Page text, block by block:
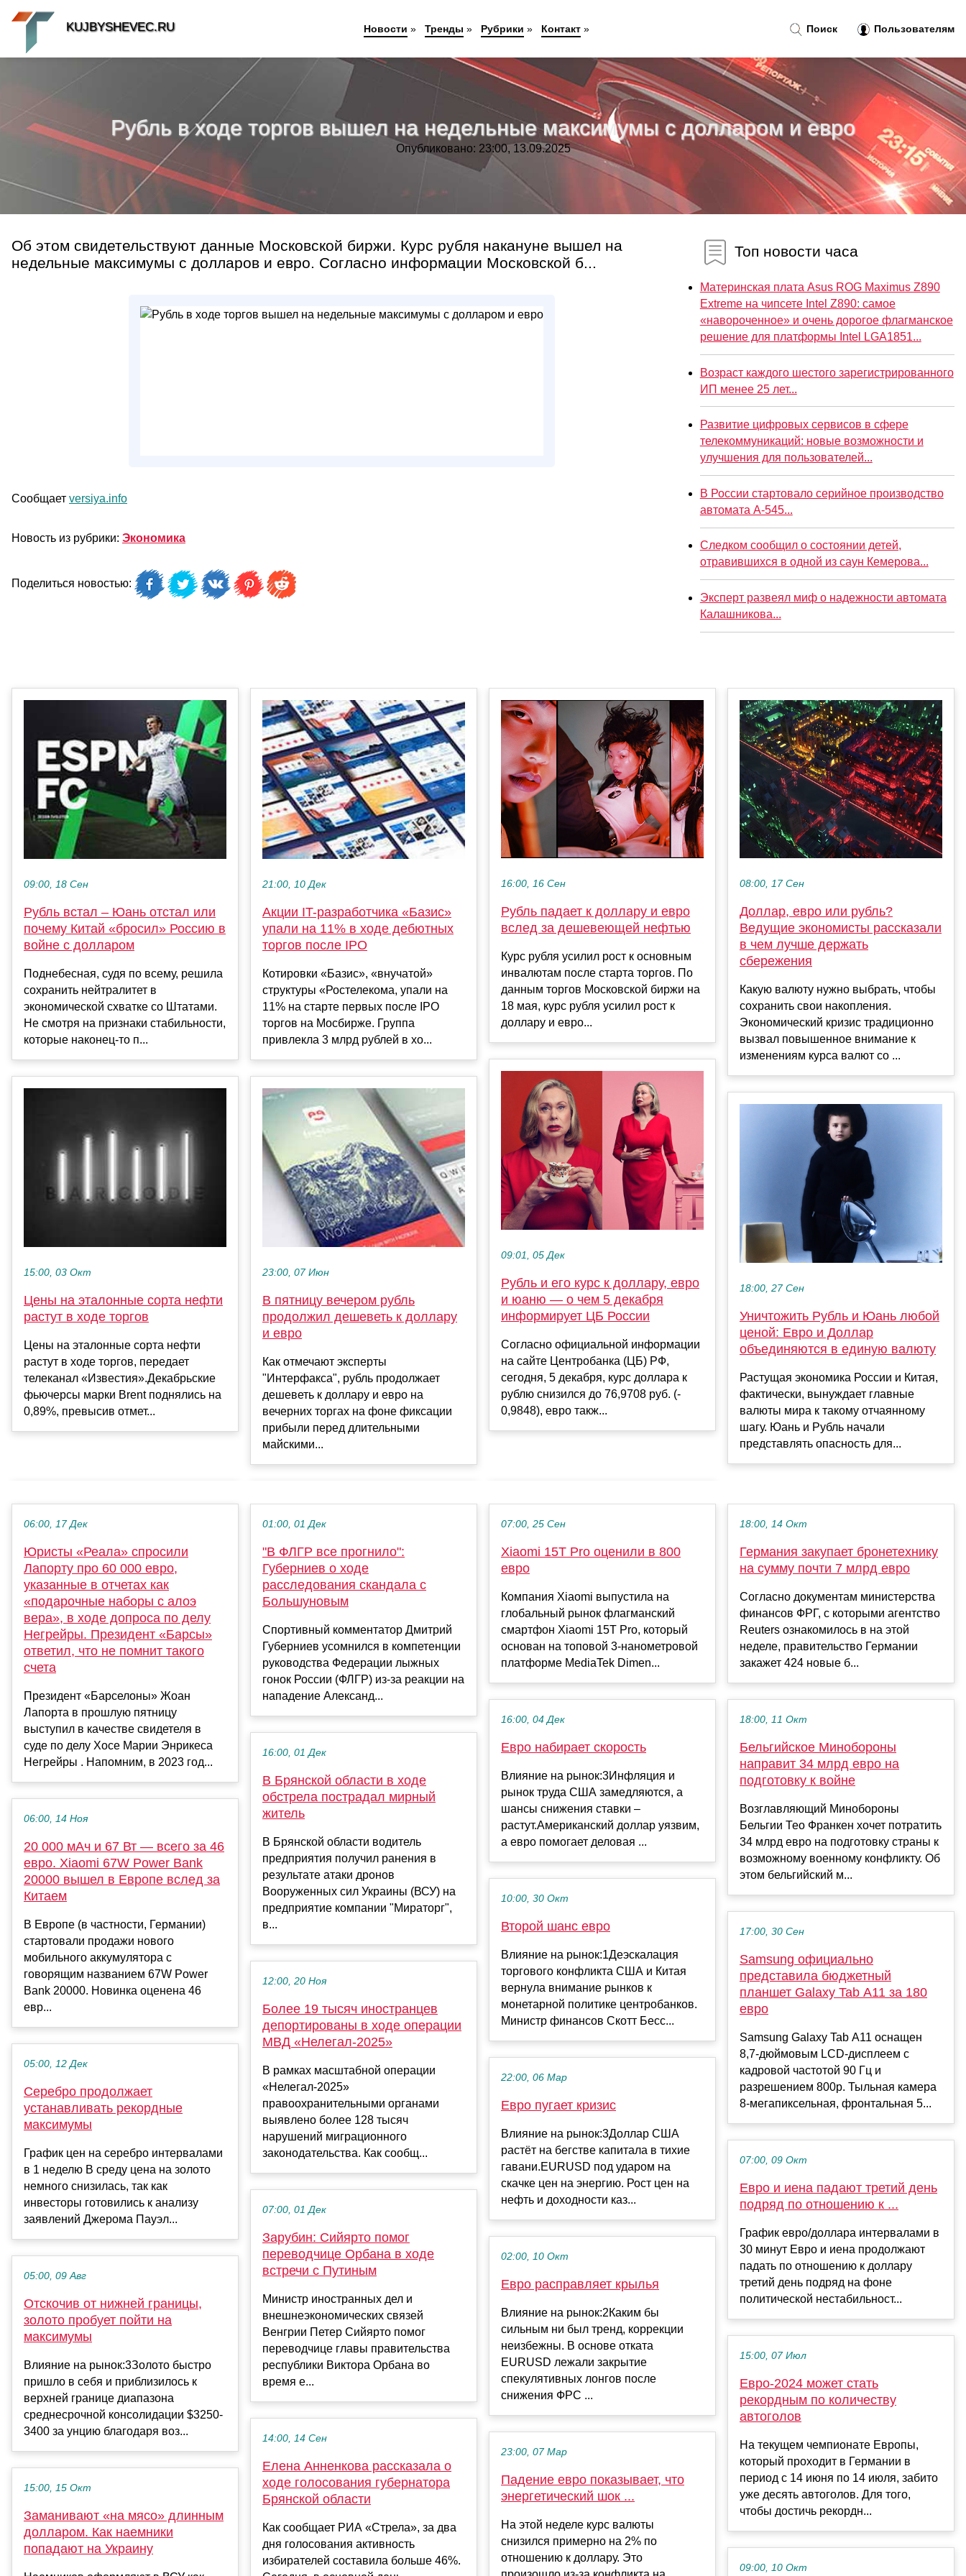
Рубль в ходе торгов вышел на недельные максимумы с долларом и евро
Опубликовано: 23:00, 13.09.2025
Об этом свидетельствуют данные Московской биржи. Курс рубля накануне вышел на
недельные максимумы с долларов и евро. Согласно информации Московской б...
Сообщает versiya.info
Новость из рубрики: Экономика
Поделиться новостью:
Топ новости часа
Материнская плата Asus ROG Maximus Z890
Extreme на чипсете Intel Z890: самое
«навороченное» и очень дорогое флагманское
решение для платформы Intel LGA1851...
Возраст каждого шестого зарегистрированного
ИП менее 25 лет...
Развитие цифровых сервисов в сфере
телекоммуникаций: новые возможности и
улучшения для пользователей...
В России стартовало серийное производство
автомата А-545...
Следком сообщил о состоянии детей,
отравившихся в одной из саун Кемерова...
Эксперт развеял миф о надежности автомата
Калашникова...
09:00, 18 Сен
Рубль встал – Юань отстал или
почему Китай «бросил» Россию в
войне с долларом
Поднебесная, судя по всему, решила
сохранить нейтралитет в
экономической схватке со Штатами.
Не смотря на признаки стабильности,
которые наконец-то п...
15:00, 03 Окт
Цены на эталонные сорта нефти
растут в ходе торгов
Цены на эталонные сорта нефти
растут в ходе торгов, передает
телеканал «Известия».Декабрьские
фьючерсы марки Brent поднялись на
0,89%, превысив отмет...
21:00, 10 Дек
Акции IT-разработчика «Базис»
упали на 11% в ходе дебютных
торгов после IPO
Котировки «Базис», «внучатой»
структуры «Ростелекома, упали на
11% на старте первых после IPO
торгов на Мосбирже. Группа
привлекла 3 млрд рублей в хо...
23:00, 07 Июн
В пятницу вечером рубль
продолжил дешеветь к доллару
и евро
Как отмечают эксперты
"Интерфакса", рубль продолжает
дешеветь к доллару и евро на
вечерних торгах на фоне фиксации
прибыли перед длительными
майскими...
16:00, 16 Сен
Рубль падает к доллару и евро
вслед за дешевеющей нефтью
Курс рубля усилил рост к основным
инвалютам после старта торгов. По
данным торгов Московской биржи на
18 мая, курс рубля усилил рост к
доллару и евро...
09:01, 05 Дек
Рубль и его курс к доллару, евро
и юаню — о чем 5 декабря
информирует ЦБ России
Согласно официальной информации
на сайте Центробанка (ЦБ) РФ,
сегодня, 5 декабря, курс доллара к
рублю снизился до 76,9708 руб. (-
0,9848), евро такж...
08:00, 17 Сен
Доллар, евро или рубль?
Ведущие экономисты рассказали
в чем лучше держать
сбережения
Какую валюту нужно выбрать, чтобы
сохранить свои накопления.
Экономический кризис традиционно
вызвал повышенное внимание к
изменениям курса валют со ...
18:00, 27 Сен
Уничтожить Рубль и Юань любой
ценой: Евро и Доллар
объединяются в единую валюту
Растущая экономика России и Китая,
фактически, вынуждает главные
валюты мира к такому отчаянному
шагу. Юань и Рубль начали
представлять опасность для...
06:00, 17 Дек
Юристы «Реала» спросили
Лапорту про 60 000 евро,
указанные в отчетах как
«подарочные наборы с алоэ
вера», в ходе допроса по делу
Негрейры. Президент «Барсы»
ответил, что не помнит такого
счета
Президент «Барселоны» Жоан
Лапорта в прошлую пятницу
выступил в качестве свидетеля в
суде по делу Хосе Марии Энрикеса
Негрейры . Напомним, в 2023 год...
06:00, 14 Ноя
20 000 мАч и 67 Вт — всего за 46
евро. Xiaomi 67W Power Bank
20000 вышел в Европе вслед за
Китаем
В Европе (в частности, Германии)
стартовали продажи нового
мобильного аккумулятора с
говорящим названием 67W Power
Bank 20000. Новинка оценена 46
евр...
05:00, 12 Дек
Серебро продолжает
устанавливать рекордные
максимумы
График цен на серебро интервалами
в 1 неделю В среду цена на золото
немного снизилась, так как
инвесторы готовились к анализу
заявлений Джерома Пауэл...
05:00, 09 Авг
Отскочив от нижней границы,
золото пробует пойти на
максимумы
Влияние на рынок:3Золото быстро
пришло в себя и приблизилось к
верхней границе диапазона
среднесрочной консолидации $3250-
3400 за унцию благодаря воз...
15:00, 15 Окт
Заманивают «на мясо» длинным
долларом. Как наемники
попадают на Украину
01:00, 01 Дек
"В ФЛГР все прогнило":
Губерниев о ходе
расследования скандала с
Большуновым
Спортивный комментатор Дмитрий
Губерниев усомнился в компетенции
руководства Федерации лыжных
гонок России (ФЛГР) из-за реакции на
нападение Александ...
16:00, 01 Дек
В Брянской области в ходе
обстрела пострадал мирный
житель
В Брянской области водитель
предприятия получил ранения в
результате атаки дронов
Вооруженных сил Украины (ВСУ) на
предприятие компании "Мираторг",
в...
12:00, 20 Ноя
Более 19 тысяч иностранцев
депортированы в ходе операции
МВД «Нелегал-2025»
В рамках масштабной операции
«Нелегал-2025»
правоохранительными органами
выявлено более 128 тысяч
нарушений миграционного
законодательства. Как сообщ...
07:00, 01 Дек
Зарубин: Сийярто помог
переводчице Орбана в ходе
встречи с Путиным
Министр иностранных дел и
внешнеэкономических связей
Венгрии Петер Сийярто помог
переводчице главы правительства
республики Виктора Орбана во
время е...
14:00, 14 Сен
Елена Анненкова рассказала о
ходе голосования губернатора
Брянской области
Как сообщает РИА «Стрела», за два
дня голосования активность
избирателей составила больше 46%.
07:00, 25 Сен
Xiaomi 15T Pro оценили в 800
евро
Компания Xiaomi выпустила на
глобальный рынок флагманский
смартфон Xiaomi 15T Pro, который
основан на топовой 3-нанометровой
платформе MediaTek Dimen...
16:00, 04 Дек
Евро набирает скорость
Влияние на рынок:3Инфляция и
рынок труда США замедляются, а
шансы снижения ставки –
растут.Американский доллар уязвим,
а евро помогает деловая ...
10:00, 30 Окт
Второй шанс евро
Влияние на рынок:1Деэскалация
торгового конфликта США и Китая
вернула внимание рынков к
монетарной политике центробанков.
Министр финансов Скотт Бесс...
22:00, 06 Мар
Евро пугает кризис
Влияние на рынок:3Доллар США
растёт на бегстве капитала в тихие
гавани.EURUSD под ударом на
скачке цен на энергию. Рост цен на
нефть и доходности каз...
02:00, 10 Окт
Евро расправляет крылья
Влияние на рынок:2Каким бы
сильным ни был тренд, коррекции
неизбежны. В основе отката
EURUSD лежали закрытие
спекулятивных лонгов после
снижения ФРС ...
23:00, 07 Мар
Падение евро показывает, что
энергетический шок ...
На этой неделе курс валюты
снизился примерно на 2% по
отношению к доллару. Это
18:00, 14 Окт
Германия закупает бронетехнику
на сумму почти 7 млрд евро
Согласно документам министерства
финансов ФРГ, с которыми агентство
Reuters ознакомилось в на этой
неделе, правительство Германии
закажет 424 новые б...
18:00, 11 Окт
Бельгийское Минобороны
направит 34 млрд евро на
подготовку к войне
Возглавляющий Минобороны
Бельгии Тео Франкен хочет потратить
34 млрд евро на подготовку страны к
возможному военному конфликту. Об
этом бельгийский м...
17:00, 30 Сен
Samsung официально
представила бюджетный
планшет Galaxy Tab A11 за 180
евро
Samsung Galaxy Tab A11 оснащен
8,7-дюймовым LCD-дисплеем с
кадровой частотой 90 Гц и
разрешением 800p. Тыльная камера
8-мегапиксельная, фронтальная 5...
07:00, 09 Окт
Евро и иена падают третий день
подряд по отношению к ...
График евро/доллара интервалами в
30 минут Евро и иена продолжают
падать по отношению к доллару
третий день подряд на фоне
политической нестабильност...
15:00, 07 Июл
Евро-2024 может стать
рекордным по количеству
автоголов
На текущем чемпионате Европы,
который проходит в Германии в
период с 14 июня по 14 июля, забито
уже десять автоголов. Для того,
чтобы достичь рекордн...
09:00, 10 Окт
Поиск Пользователям
KUJBYSHEVEC.RU Новости » Тренды » Рубрики » Контакт»